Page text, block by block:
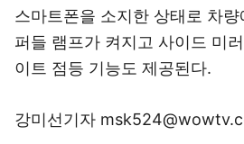
스마트폰을 소지한 상태로 차
퍼들 램프가 켜지고 사이드 미
이트 점등 기능도 제공된다.
강미선기자